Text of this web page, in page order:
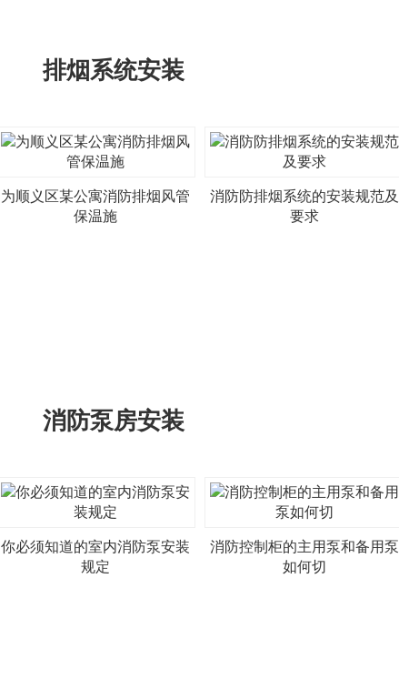
排烟系统安装
为顺义区某公寓消防排烟风管
保温施
消防防排烟系统的安装规范及
要求
消防泵房安装
你必须知道的室内消防泵安装
规定
消防控制柜的主用泵和备用泵
如何切